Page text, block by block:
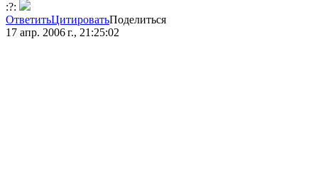
:?:
ОтветитьЦитироватьПоделиться
17 апр. 2006 г., 21:25:02